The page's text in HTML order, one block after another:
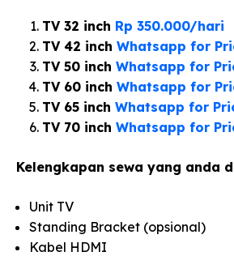
TV 32 inch Rp 350.000/hari
TV 42 inch Whatsapp for
TV 50 inch Whatsapp for
TV 60 inch Whatsapp for
TV 65 inch Whatsapp for
TV 70 inch Whatsapp for
Kelengkapan sewa yang anda
Unit TV
Standing Bracket (opsional)
Kabel HDMI